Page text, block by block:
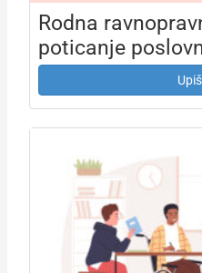
Rodna
poticanje